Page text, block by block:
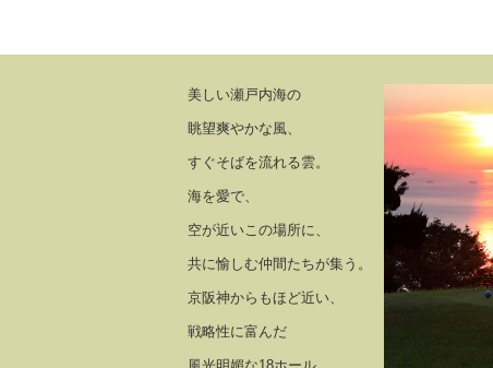
美しい瀬戸内海の
眺望爽やかな風、
すぐそばを流れる雲。
海を愛で、
空が近いこの場所に、
共に愉しむ仲間たちが集う。
京阪神からもほど近い、
戦略性に富んだ